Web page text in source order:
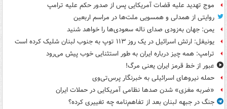
موج تهدید علیه قضات آمریکایی پس از صدور حکم علیه ترامپ
روایتی از همدلی و همسویی ملت‌ها در مراسم اربعین
یمن: جهان به‌زودی صدای ناله سعودی‌ها را خواهد شنید
یونیفل: ارتش اسرائیل در یک روز ۱۱۳ توپ به جنوب لبنان شلیک کرده است
ترامپ: همه چیز درباره ایران به طور استثنایی خوب پیش می‌رود
عبور از خط قرمز ایران یعنی مرگ!
حمله نیروهای اسرائیلی به خبرنگار پرس‌تی‌وی
«ضربه مغزی» شدن صدها نظامی آمریکایی در حملات ایران
جنگ در جبهه لبنان بعد از تفاهم‌نامه چه تغییری کرده؟